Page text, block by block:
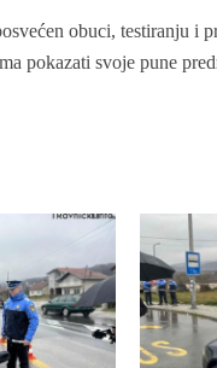
obuci, testiranju i
pokazati svoje pune